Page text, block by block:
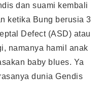
dan suami kembali
ketika Bung berusia 3
Defect (ASD) atau
namanya hamil anak
baby blues. Ya
dunia Gendis